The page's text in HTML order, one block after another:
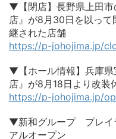
▼【閉店】長野県上田市
店』が8月30日を以っ
継された店舗
https://p-johojima.jp/
▼【ホール情報】兵庫県
店』が8月18日より改装
https://p-johojima.jp/
▼新和グループ プレイ
アルオープン